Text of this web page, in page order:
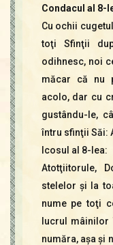
Condacul al 8-
Cu ochii
toţi Sfinţii
odihnesc, noi
măcar că nu
acolo, dar cu
gustându-le,
întru sfinţii Săi:
Icosul al 8-lea:
Atotţiitorule,
stelelor şi la
nume pe toţi
lucrul
număra, aşa şi